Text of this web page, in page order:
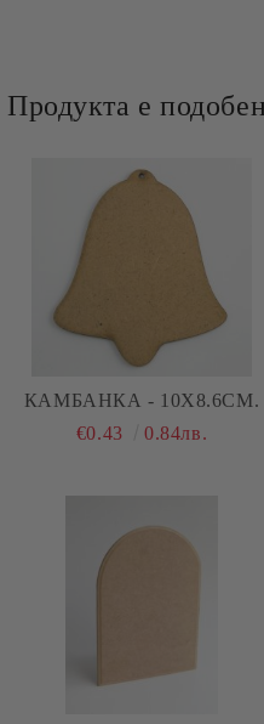
КАМБАНКА - 10Х8.6СМ.
€0.43
0.84лв.